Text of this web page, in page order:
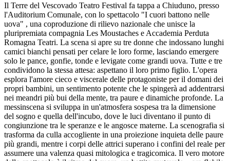
Il Terre del Vescovado Teatro Festival fa tappa a Chiuduno, presso
l'Auditorium Comunale, con lo spettacolo "I cuori battono nelle
uova" , una coproduzione di rilievo nazionale che unisce la
pluripremiata compagnia Les Moustaches e Accademia Perduta
Romagna Teatri. La scena si apre su tre donne che indossano lunghi
camici bianchi pensati per celare le loro forme, lasciando emergere
solo le pance, gonfie, tonde e levigate come grandi uova. Tutte e tre
condividono la stessa attesa: aspettano il loro primo figlio. L'opera
esplora l'amore cieco e viscerale delle protagoniste per il domani dei
propri bambini, un sentimento potente che le spingerà ad addentrarsi
nei meandri più bui della mente, tra paure e dinamiche profonde. La
messinscena si sviluppa in un'atmosfera sospesa tra la dimensione
del sogno e quella dell'incubo, dove le luci diventano il punto di
congiunzione tra le speranze e le angosce materne. La scenografia si
trasforma da culla accogliente in una proiezione inquieta delle paure
più grandi, mentre i corpi delle attrici superano i confini del reale per
assumere una valenza quasi mitologica e tragicomica. Il vero motore